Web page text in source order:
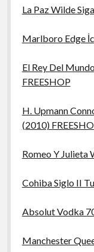
La Paz Wilde
Marlboro Edge
El Rey Del
FREESHOP
H. Upmann
(2010)
Romeo Y Julieta
Cohiba Siglo II
Absolut Vodka
Manchester